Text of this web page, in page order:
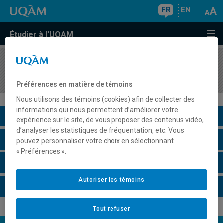
FR EN
Étudier à l'UQAM
COURS//
Description du cours
Horaire - Été 2026
Préférences en matière de témoins
Nous utilisons des témoins (cookies) afin de collecter des
informations qui nous permettent d’améliorer votre
expérience sur le site, de vous proposer des contenus vidéo,
d’analyser les statistiques de fréquentation, etc. Vous
pouvez personnaliser votre choix en sélectionnant
« Préférences ».
Tout refuser
Autoriser les témoins